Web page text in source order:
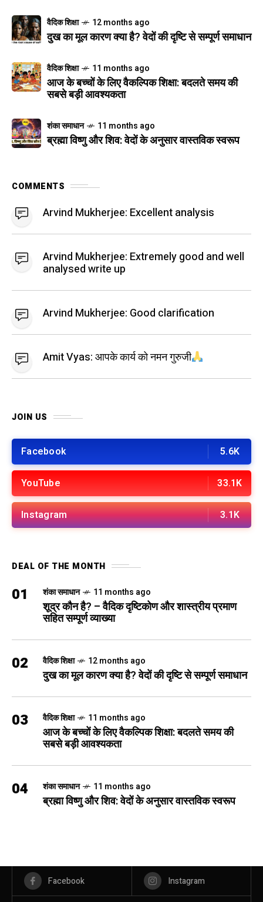
वैदिक शिक्षा 12 months ago
दुख का मूल कारण क्या है? वेदों की दृष्टि से सम्पूर्ण समाधान
वैदिक शिक्षा 11 months ago
आज के बच्चों के लिए वैकल्पिक शिक्षा: बदलते समय की
सबसे बड़ी आवश्यकता
शंका समाधान 11 months ago
ब्रह्मा विष्णु और शिव: वेदों के अनुसार वास्तविक स्वरूप
COMMENTS
Arvind Mukherjee: Excellent analysis
Arvind Mukherjee: Extremely good and well
analysed write up
Arvind Mukherjee: Good clarification
Amit Vyas:आपके कार्य को नमन गुरुजी
JOIN US
Facebook 5.6K
YouTube 33.1K
Instagram 3.1K
DEAL OF THE MONTH
01 शंका समाधान 11 months ago
शूद्र कौन है? – वैदिक दृष्टिकोण और शास्त्रीय प्रमाण
सहित सम्पूर्ण व्याख्या
02 वैदिक शिक्षा 12 months ago
दुख का मूल कारण क्या है? वेदों की दृष्टि से सम्पूर्ण समाधान
03 वैदिक शिक्षा 11 months ago
आज के बच्चों के लिए वैकल्पिक शिक्षा: बदलते समय की
सबसे बड़ी आवश्यकता
04 शंका समाधान 11 months ago
ब्रह्मा विष्णु और शिव: वेदों के अनुसार वास्तविक स्वरूप
Facebook Instagram